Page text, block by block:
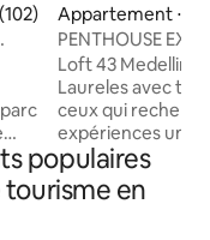
moyenne sur la
Appartement ⋅
PENTHOUSE
LOFT 43
Loft 43 Medellin Penthouse exclusif à
Laureles avec
ceux qui
expériences
Il dispose de 3
climatisation, de
salles de bains,
populaires
tourisme en